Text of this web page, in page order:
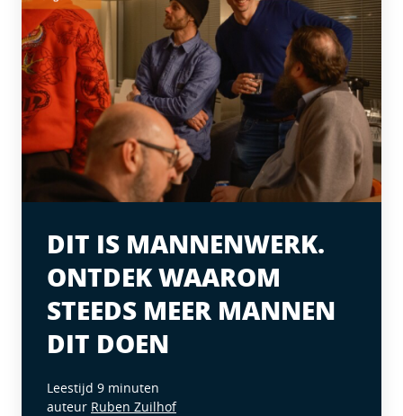
DIT IS MANNENWERK.
ONTDEK WAAROM
STEEDS MEER MANNEN
DIT DOEN
Leestijd 9 minuten
auteur Ruben Zuilhof